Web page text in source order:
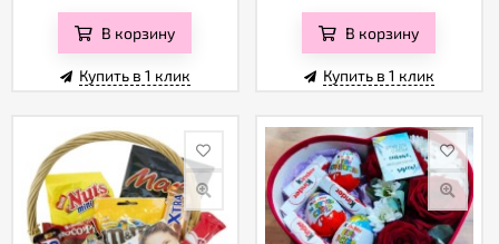
В корзину
Купить в 1 клик
В корзину
Купить в 1 клик